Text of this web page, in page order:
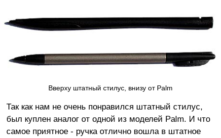
Вверху штатный стилус, внизу от Palm
Так как нам не очень понравился штатный стилус,
был куплен аналог от одной из моделей Palm. И что
самое приятное - ручка отлично вошла в штатное